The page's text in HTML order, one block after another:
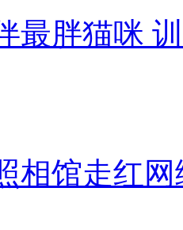
最胖猫咪
相馆走红网